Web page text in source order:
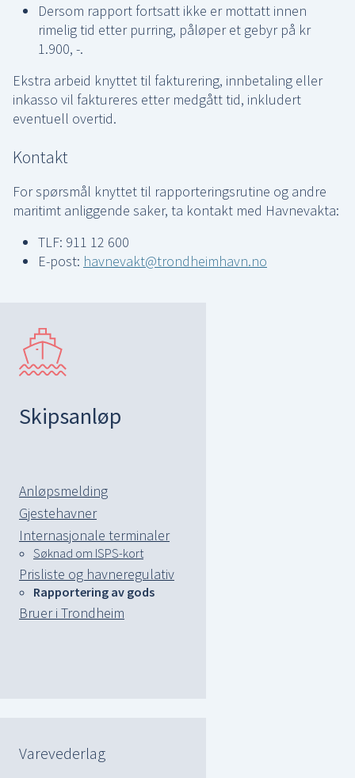
Dersom rapport fortsatt ikke er mottatt innen
rimelig tid etter purring, påløper et gebyr på kr
1.900, -.
Ekstra arbeid knyttet til fakturering, innbetaling eller
inkasso vil faktureres etter medgått tid, inkludert
eventuell overtid.
Kontakt
For spørsmål knyttet til rapporteringsrutine og andre
maritimt anliggende saker, ta kontakt med Havnevakta:
TLF: 911 12 600
E-post: havnevakt@trondheimhavn.no
Skipsanløp
Anløpsmelding
Gjestehavner
Internasjonale terminaler
Søknad om ISPS-kort
Prisliste og havneregulativ
Rapportering av gods
Bruer i Trondheim
Varevederlag